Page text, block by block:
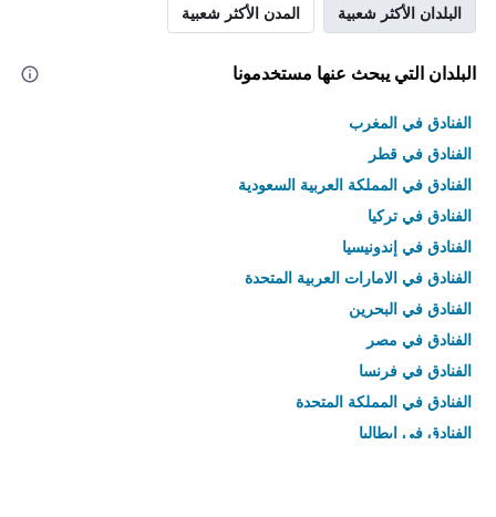
البلدان الأكثر شعبية المدن الأكثر شعبية
البلدان التي يبحث عنها مستخدمونا
الفنادق في المغرب
الفنادق في قطر
الفنادق في المملكة العربية السعودية
الفنادق في تركيا
الفنادق في إندونيسيا
الفنادق في الامارات العربية المتحدة
الفنادق في البحرين
الفنادق في مصر
الفنادق في فرنسا
الفنادق في المملكة المتحدة
الفنادق في إيطاليا